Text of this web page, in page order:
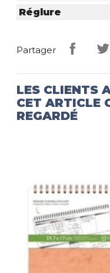
Réglure
Partager
LES CLIENTS
CET ARTICLE
REGARDÉ